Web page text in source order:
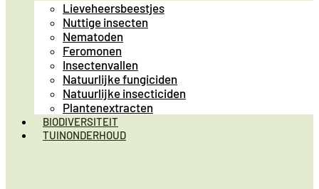
Lieveheersbeestjes
Nuttige insecten
Nematoden
Feromonen
Insectenvallen
Natuurlijke fungiciden
Natuurlijke insecticiden
Plantenextracten
BIODIVERSITEIT
TUINONDERHOUD